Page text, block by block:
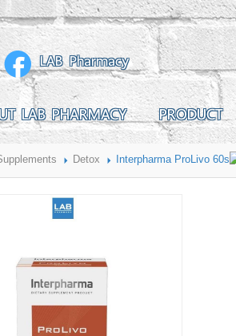
น
LAB Pharmacy
LAB PHARMACY PRODUCT
Detox Interpharma ProLivo 60s